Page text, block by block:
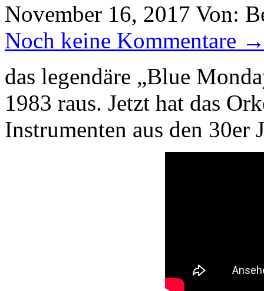
November 16, 2017 Von:
Noch keine Kommentare
das legendäre „Blue
1983 raus. Jetzt hat das
Instrumenten aus den 30er